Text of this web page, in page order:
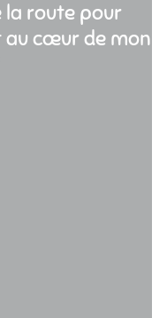
la route pour
au cœur de mon